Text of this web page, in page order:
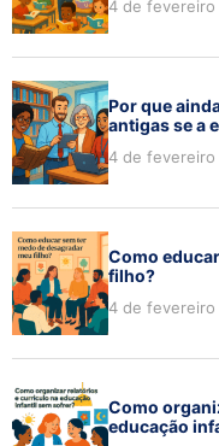
4 de fevereiro
Por que
antigas se a
4 de fevereiro
Como
filho?
4 de fevereiro
Como
educação